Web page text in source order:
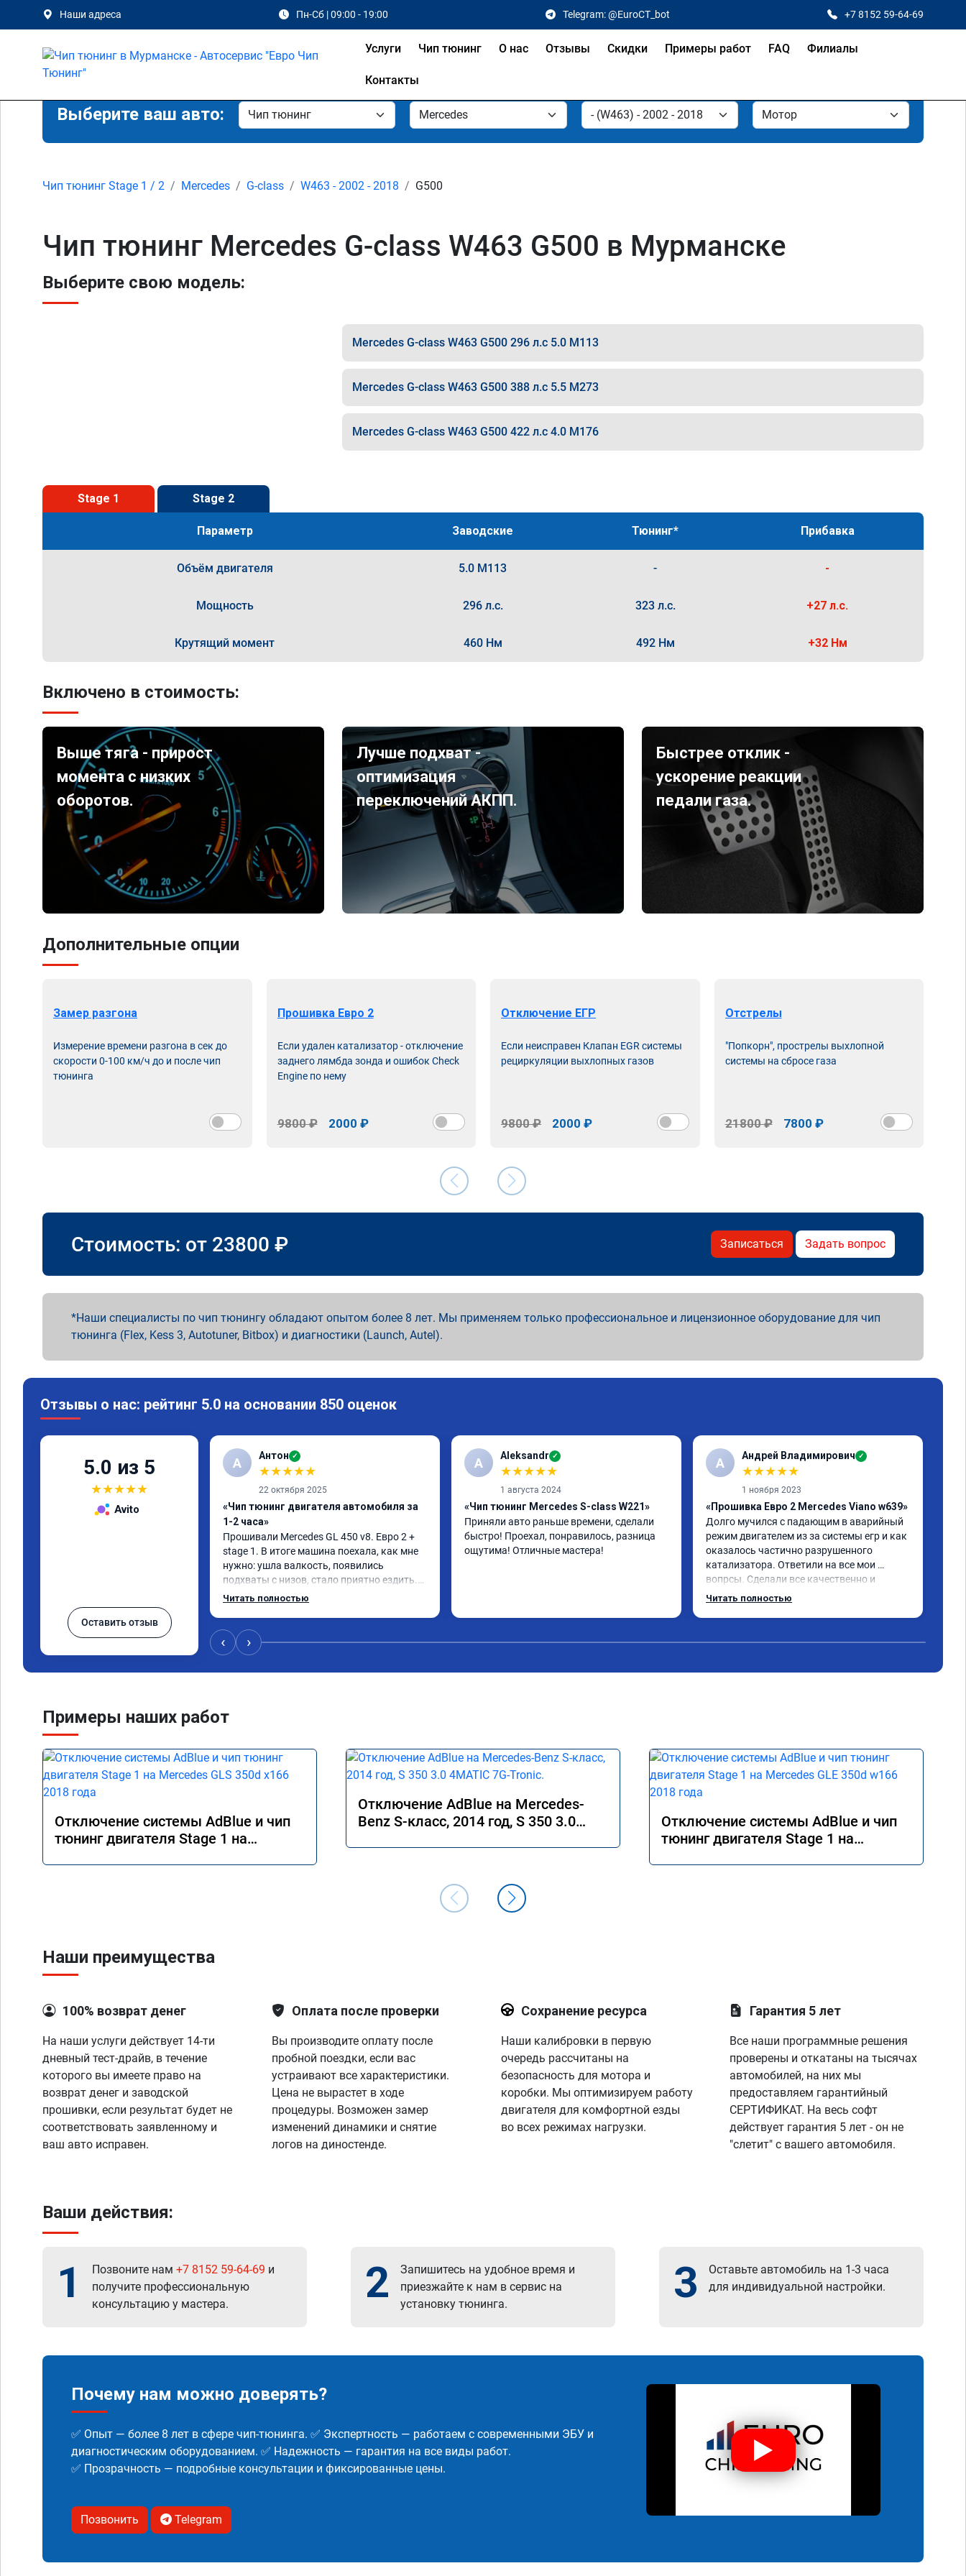
Наши адреса Пн-Сб | 09:00 - 19:00 Telegram: @EuroCT_bot +7 8152 59-64-69
Услуги Чип тюнинг О нас Отзывы Скидки Примеры работ FAQ Филиалы
Контакты
Выберите ваш авто:
Чип тюнинг Stage 1 / 2 Mercedes G-class W463 - 2002 - 2018 G500
Чип тюнинг Mercedes G-class W463 G500 в Мурманске
Выберите свою модель:
Mercedes G-class W463 G500 296 л.с 5.0 M113
Mercedes G-class W463 G500 388 л.с 5.5 M273
Mercedes G-class W463 G500 422 л.с 4.0 M176
Stage 1 Stage 2
Параметр Заводские Тюнинг* Прибавка
Объём двигателя 5.0 M113 - -
Мощность 296 л.с. 323 л.с. +27 л.с.
Крутящий момент 460 Нм 492 Нм +32 Нм
Включено в стоимость:
Выше тяга - прирост
момента с низких
оборотов.
Лучше подхват -
оптимизация
переключений АКПП.
Быстрее отклик -
ускорение реакции
педали газа.
Дополнительные опции
Замер разгона
Измерение времени разгона в сек до
скорости 0-100 км/ч до и после чип
тюнинга
Прошивка Евро 2
Если удален катализатор - отключение
заднего лямбда зонда и ошибок Check
Engine по нему
9800 ₽ 2000 ₽
Отключение ЕГР
Если неисправен Клапан EGR системы
рециркуляции выхлопных газов
9800 ₽ 2000 ₽
Отстрелы
"Попкорн", прострелы выхлопной
системы на сбросе газа
21800 ₽ 7800 ₽
Стоимость: от 23800 ₽ Записаться Задать вопрос
Наши специалисты по чип тюнингу обладают опытом более 8 лет. Мы применяем только профессиональное и лицензионное оборудование для чип
тюнинга (Flex, Kess 3, Autotuner, Bitbox) и диагностики (Launch, Autel).
Отзывы о нас: рейтинг 5.0 на основании 850 оценок
5.0 из 5
★★★★★
Avito
Оставить отзыв
А Антон ✓
★★★★★
22 октября 2025
«Чип тюнинг двигателя автомобиля за
1-2 часа»
Прошивали Mercedes GL 450 v8. Евро 2 +
stage 1. В итоге машина поехала, как мне
нужно: ушла валкость, появились
подхваты с низов, стало приятно ездить.
Одни из лучших трат, в авто! 🔥
Читать полностью
A Aleksandr ✓
★★★★★
1 августа 2024
«Чип тюнинг Mercedes S-class W221»
Приняли авто раньше времени, сделали
быстро! Проехал, понравилось, разница
ощутима! Отличные мастера!
А Андрей Владимирович ✓
★★★★★
1 ноября 2023
«Прошивка Евро 2 Mercedes Viano w639»
Долго мучился с падающим в аварийный
режим двигателем из за системы егр и как
оказалось частично разрушенного
катализатора. Ответили на все мои
вопрсы. Сделали все качественно и
несмотря на конец рабочего дня
Читать полностью
‹ ›
Примеры наших работ
Отключение системы AdBlue и чип
тюнинг двигателя Stage 1 на
Отключение AdBlue на Mercedes-
Benz S-класс, 2014 год, S 350 3.0
Отключение системы AdBlue и чип
тюнинг двигателя Stage 1 на
Наши преимущества
100% возврат денег
На наши услуги действует 14-ти
дневный тест-драйв, в течение
которого вы имеете право на
возврат денег и заводской
прошивки, если результат будет не
соответствовать заявленному и
ваш авто исправен.
Оплата после проверки
Вы производите оплату после
пробной поездки, если вас
устраивают все характеристики.
Цена не вырастет в ходе
процедуры. Возможен замер
изменений динамики и снятие
логов на диностенде.
Сохранение ресурса
Наши калибровки в первую
очередь рассчитаны на
безопасность для мотора и
коробки. Мы оптимизируем работу
двигателя для комфортной езды
во всех режимах нагрузки.
Гарантия 5 лет
Все наши программные решения
проверены и откатаны на тысячах
автомобилей, на них мы
предоставляем гарантийный
СЕРТИФИКАТ. На весь софт
действует гарантия 5 лет - он не
"слетит" с вашего автомобиля.
Ваши действия:
1 Позвоните нам +7 8152 59-64-69 и
получите профессиональную
консультацию у мастера.
2
Запишитесь на удобное время и
приезжайте к нам в сервис на
установку тюнинга.
3
Оставьте автомобиль на 1-3 часа
для индивидуальной настройки.
Почему нам можно доверять?
✅ Опыт — более 8 лет в сфере чип-тюнинга. ✅ Экспертность — работаем с современными ЭБУ и
диагностическим оборудованием. ✅ Надежность — гарантия на все виды работ.
✅ Прозрачность — подробные консультации и фиксированные цены.
Позвонить Telegram